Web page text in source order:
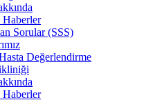
Sorular (SSS)
Değerlendirme